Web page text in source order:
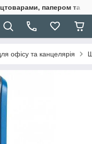
папером та
офісу та канцелярія